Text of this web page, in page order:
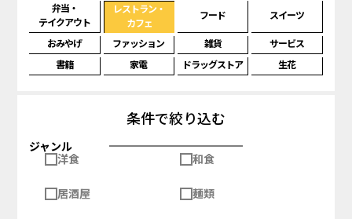
弁当・
テイクアウト
レストラン・
カフェ
フード スイーツ
おみやげ ファッション 雑貨
サービス
書籍
家電 ドラッグストア 生花
条件で絞り込む
ジャンル
洋食
和食
居酒屋 麺類